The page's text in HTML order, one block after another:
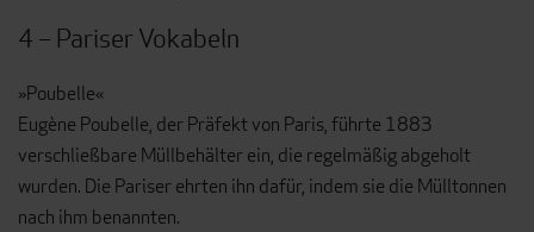
4 – Pariser Vokabeln
»Poubelle«
Eugène Poubelle, der Präfekt von Paris, führte 1883
verschließbare Müllbehälter ein, die regelmäßig abgeholt
wurden. Die Pariser ehrten ihn dafür, indem sie die Mülltonnen
nach ihm benannten.